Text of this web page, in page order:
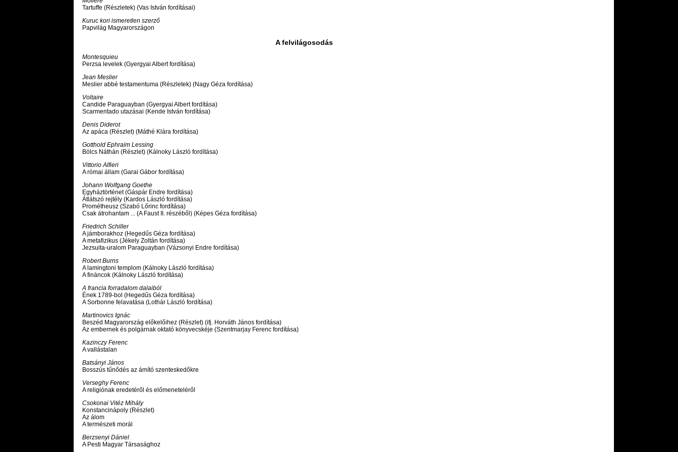
Tartuffe (Részletek) (Vas István fordításai)
Kuruc kori ismeretlen szerző
Papvilág Magyarországon
A felvilágosodás
Montesquieu
Perzsa levelek (Gyergyai Albert fordítása)
Jean Meslier
Meslier abbé testamentuma (Részletek) (Nagy Géza fordítása)
Voltaire
Candide Paraguayban (Gyergyai Albert fordítása)
Scarmentado utazásai (Kende István fordítása)
Denis Diderot
Az apáca (Részlet) (Máthé Klára fordítása)
Gotthold Ephraim Lessing
Bölcs Náthán (Részlet) (Kálnoky László fordítása)
Vittorio Alfieri
A római állam (Garai Gábor fordítása)
Johann Wolfgang Goethe
Egyháztörténet (Gáspár Endre fordítása)
Átlátszó rejtély (Kardos László fordítása)
Prométheusz (Szabó Lőrinc fordítása)
Csak átrohantam ... (A Faust II. részéből) (Képes Géza fordítása)
Friedrich Schiller
A jámborakhoz (Hegedűs Géza fordítása)
A metafizikus (Jékely Zoltán fordítása)
Jezsuita-uralom Paraguayban (Vázsonyi Endre fordítása)
Robert Burns
A lamingtoni templom (Kálnoky László fordítása)
A fináncok (Kálnoky László fordítása)
A francia forradalom dalaiból
Ének 1789-bol (Hegedűs Géza fordítása)
A Sorbonne felavatása (Lothár László fordítása)
Martinovics Ignác
Beszéd Magyarország előkelőihez (Részlet) (ifj. Horváth János fordítása)
Az embernek és polgárnak oktató könyvecskéje (Szentmarjay Ferenc fordítása)
Kazinczy Ferenc
A vallástalan
Batsányi János
Bosszús tűnődés az ámító szenteskedőkre
Verseghy Ferenc
A religiónak eredetéről és előmeneteléről
Csokonai Vitéz Mihály
Konstancinápoly (Részlet)
Az álom
A természeti morál
Berzsenyi Dániel
A Pesti Magyar Társasághoz